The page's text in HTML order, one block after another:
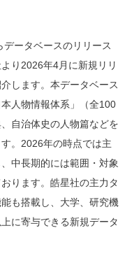
データベースのリリース
り2026年4月に新規リリ
します。本データベース
人物情報体系」（全100
自治体史の人物篇などを
。2026年の時点では主
中長期的には範囲・対象
ります。皓星社の主力タ
も搭載し、大学、研究機
に寄与できる新規データ